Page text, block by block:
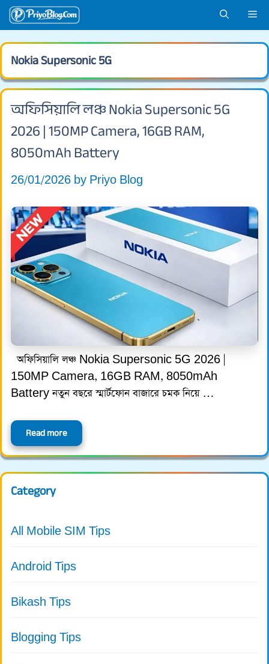
Skip
to
content
Nokia Supersonic 5G
অফিসিয়ালি লঞ্চ Nokia Supersonic 5G
2026 | 150MP Camera, 16GB RAM,
8050mAh Battery
26/01/2026 by Priyo Blog
অফিসিয়ালি লঞ্চ Nokia Supersonic 5G 2026 |
150MP Camera, 16GB RAM, 8050mAh
Battery নতুন বছরে স্মার্টফোন বাজারে চমক নিয়ে …
Read more
Category
All Mobile SIM Tips
Android Tips
Bikash Tips
Blogging Tips